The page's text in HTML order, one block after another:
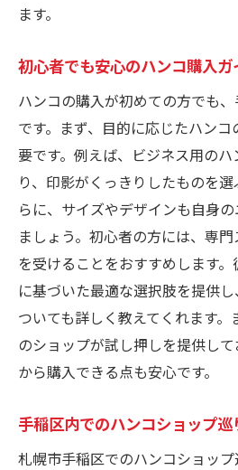
ます。
初心者でも安心のハンコ購入ガ
ハンコの購入が初めての方でも
です。まず、目的に応じたハン
要です。例えば、ビジネス用の
り、印影がくっきりしたものを
らに、サイズやデザインも自身
ましょう。初心者の方には、専
を受けることをおすすめします
に基づいた最適な選択肢を提供
ついても詳しく教えてくれます。
のショップが試し押しを提供し
から購入できる点も安心です。
手稲区内でのハンコショップ
札幌市手稲区でのハンコショッ